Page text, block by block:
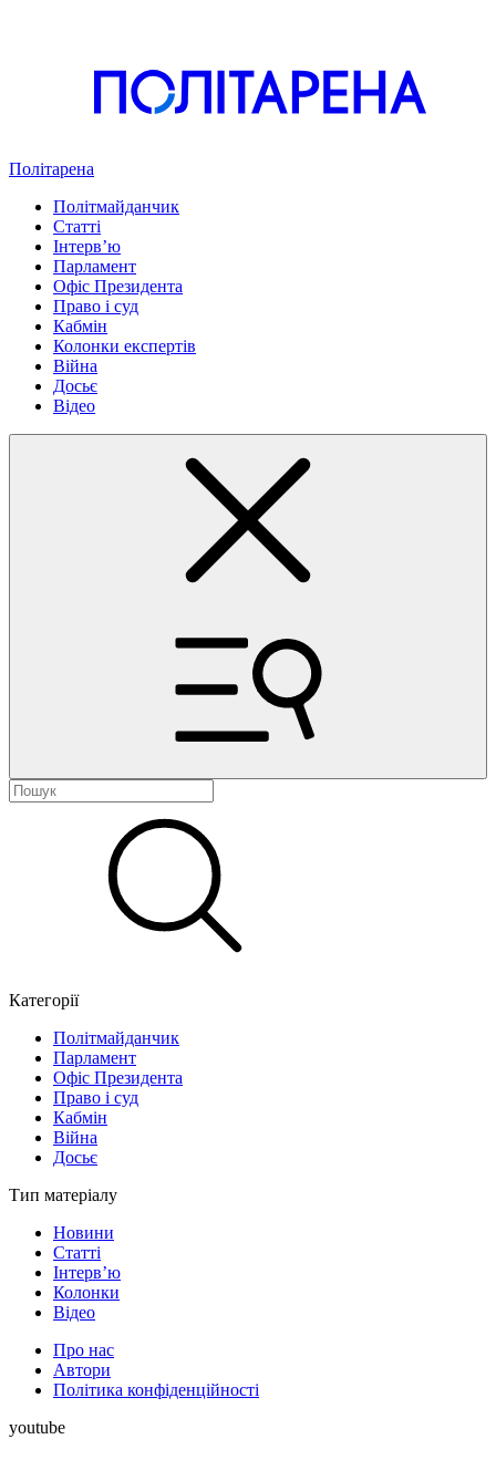
Політарена
Політмайданчик
Статті
Інтервʼю
Парламент
Офіс Президента
Право і суд
Кабмін
Колонки експертів
Війна
Досьє
Відео
Категорії
Політмайданчик
Парламент
Офіс Президента
Право і суд
Кабмін
Війна
Досьє
Тип матеріалу
Новини
Статті
Інтерв’ю
Колонки
Відео
Про нас
Автори
Політика конфіденційності
youtube